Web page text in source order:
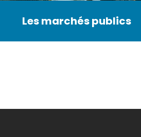
Les marchés publics